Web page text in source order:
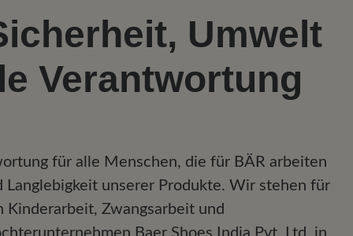
Umwelt
Verantwortung
für alle Menschen, die für BÄR arbeiten
unserer Produkte. Wir stehen für
Kinderarbeit, Zwangsarbeit und